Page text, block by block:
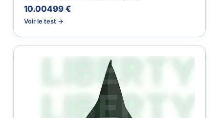
10.00499 €
Voir le test →